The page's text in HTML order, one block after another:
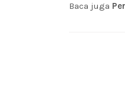
Baca juga